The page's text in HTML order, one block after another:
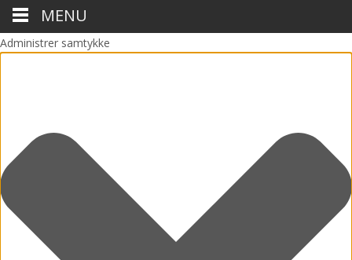
Administrer samtykke
MENU